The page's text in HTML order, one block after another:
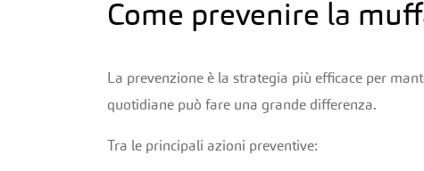
Come prevenire la
La prevenzione è la strategia più efficace per
quotidiane può fare una grande differenza.
Tra le principali azioni preventive: